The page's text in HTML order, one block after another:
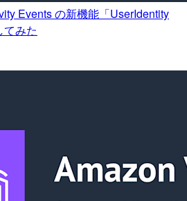
Events の新機能「UserIdentity
みた